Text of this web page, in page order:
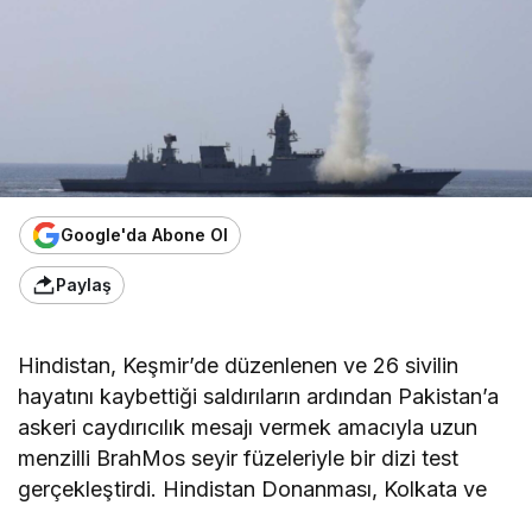
Google'da Abone Ol
Paylaş
Hindistan, Keşmir’de düzenlenen ve 26 sivilin
hayatını kaybettiği saldırıların ardından Pakistan’a
askeri caydırıcılık mesajı vermek amacıyla uzun
menzilli BrahMos seyir füzeleriyle bir dizi test
gerçekleştirdi. Hindistan Donanması, Kolkata ve